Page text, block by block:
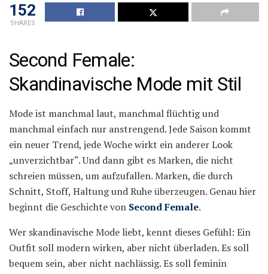
152
SHARES
Second Female:
Skandinavische Mode mit Stil
Mode ist manchmal laut, manchmal flüchtig und
manchmal einfach nur anstrengend. Jede Saison kommt
ein neuer Trend, jede Woche wirkt ein anderer Look
„unverzichtbar“. Und dann gibt es Marken, die nicht
schreien müssen, um aufzufallen. Marken, die durch
Schnitt, Stoff, Haltung und Ruhe überzeugen. Genau hier
beginnt die Geschichte von Second Female.
Wer skandinavische Mode liebt, kennt dieses Gefühl: Ein
Outfit soll modern wirken, aber nicht überladen. Es soll
bequem sein, aber nicht nachlässig. Es soll feminin